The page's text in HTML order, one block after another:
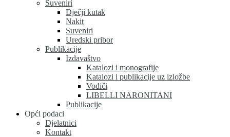
Suveniri
Dječji kutak
Nakit
Suveniri
Uredski pribor
Publikacije
Izdavaštvo
Katalozi i monografije
Katalozi i publikacije uz izložbe
Vodiči
LIBELLI NARONITANI
Publikacije
Opći podaci
Djelatnici
Kontakt